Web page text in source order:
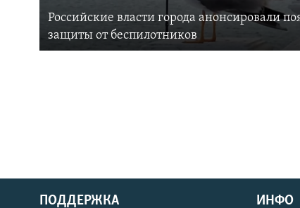
Российские власти города анонсировали
защиты от беспилотников
ПОДДЕРЖКА ИНФО